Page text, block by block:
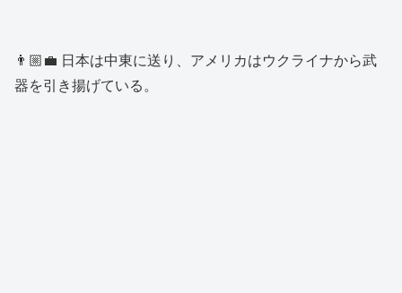
👨🏼‍💼 日本は中東に送り、アメリカはウクライナから武
器を引き揚げている。